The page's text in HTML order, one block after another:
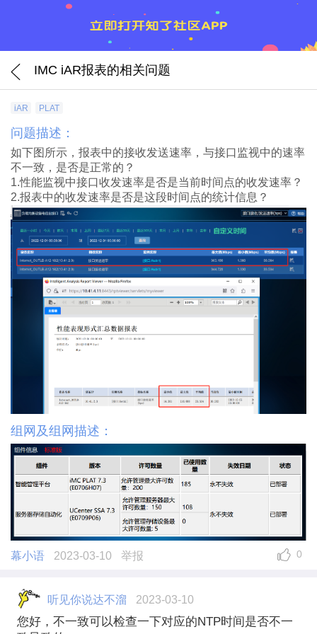
IMC iAR报表的相关问题
iAR PLAT
问题描述：
如下图所示，报表中的接收发送速率，与接口监视中的速率
不一致，是否是正常的？
1.性能监视中接口收发速率是否是当前时间点的收发速率？
2.报表中的收发速率是否是这段时间点的统计信息？
组网及组网描述：
幕小语 2023-03-10 举报 0
听见你说达不溜 2023-03-10
您好，不一致可以检查一下对应的NTP时间是否不一